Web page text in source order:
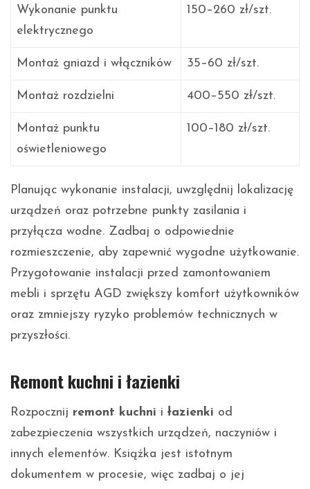
Wykonanie punktu
elektrycznego
150–260 zł/szt.
Montaż gniazd i włączników 35–60 zł/szt.
Montaż rozdzielni 400–550 zł/szt.
Montaż punktu
oświetleniowego
100–180 zł/szt.
Planując wykonanie instalacji, uwzględnij lokalizację
urządzeń oraz potrzebne punkty zasilania i
przyłącza wodne. Zadbaj o odpowiednie
rozmieszczenie, aby zapewnić wygodne użytkowanie.
Przygotowanie instalacji przed zamontowaniem
mebli i sprzętu AGD zwiększy komfort użytkowników
oraz zmniejszy ryzyko problemów technicznych w
przyszłości.
Remont kuchni i łazienki
Rozpocznij remont kuchni i łazienki od
zabezpieczenia wszystkich urządzeń, naczyniów i
innych elementów. Książka jest istotnym
dokumentem w procesie, więc zadbaj o jej